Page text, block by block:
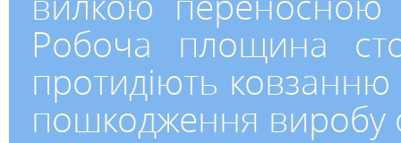
Робоча площина
протидіють
пошкодження виробу